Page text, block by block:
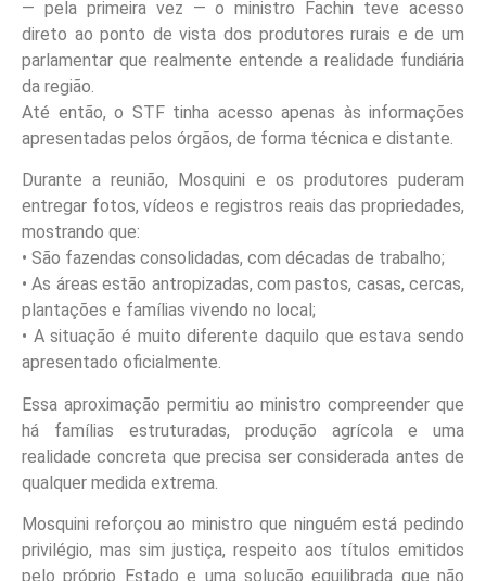
— pela primeira vez — o ministro Fachin teve acesso
direto ao ponto de vista dos produtores rurais e de um
parlamentar que realmente entende a realidade fundiária
da região.
Até então, o STF tinha acesso apenas às informações
apresentadas pelos órgãos, de forma técnica e distante.
Durante a reunião, Mosquini e os produtores puderam
entregar fotos, vídeos e registros reais das propriedades,
mostrando que:
• São fazendas consolidadas, com décadas de trabalho;
• As áreas estão antropizadas, com pastos, casas, cercas,
plantações e famílias vivendo no local;
• A situação é muito diferente daquilo que estava sendo
apresentado oficialmente.
Essa aproximação permitiu ao ministro compreender que
há famílias estruturadas, produção agrícola e uma
realidade concreta que precisa ser considerada antes de
qualquer medida extrema.
Mosquini reforçou ao ministro que ninguém está pedindo
privilégio, mas sim justiça, respeito aos títulos emitidos
pelo próprio Estado e uma solução equilibrada que não